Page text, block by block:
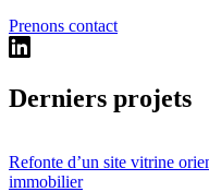
Prenons contact
Derniers projets
Refonte d’un site vitrine
immobilier